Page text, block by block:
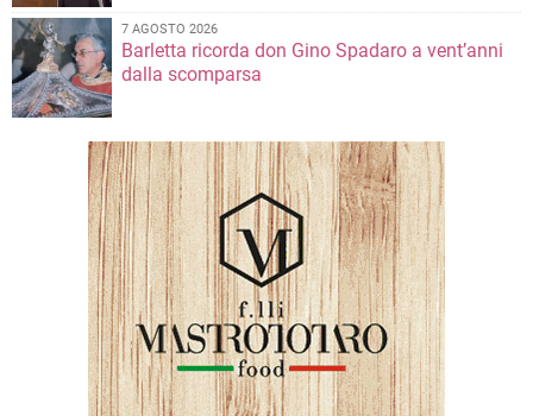
7 AGOSTO 2026
Barletta ricorda don Gino Spadaro a vent’anni
dalla scomparsa